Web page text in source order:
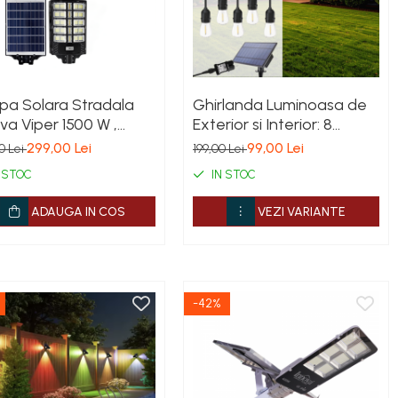
Solara Stradala
Viper 1500 W ,
, IP67 ,
de Lumina
Lei299,00 Lei
STOC
ADAUGA IN COS
Ghirlanda Luminoasa de
Exterior si Interior: 8
Moduri, Interconectabila
Solar) 10m | 20m | 30m
199,00 Lei99,00 Lei
IN STOC
VEZI VARIANTE
-42%